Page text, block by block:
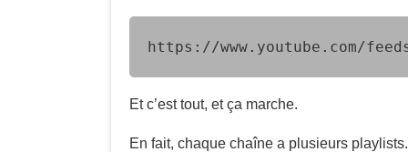
https://www.youtube.com/
Et c’est tout, et ça marche.
En fait, chaque chaîne a plusieurs